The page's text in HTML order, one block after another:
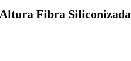
Fibra Siliconizada